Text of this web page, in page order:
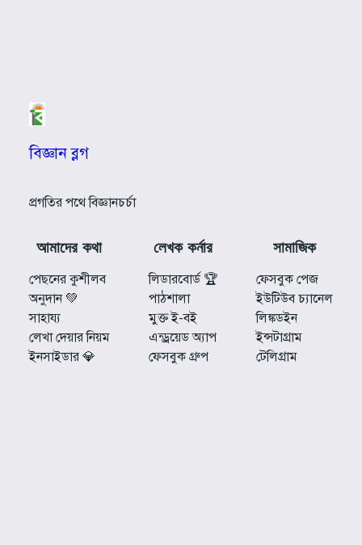
বিজ্ঞান ব্লগ
প্রগতির পথে বিজ্ঞানচর্চা
আমাদের কথা
পেছনের কুশীলব
অনুদান 💚
সাহায্য
লেখা দেয়ার নিয়ম
ইনসাইডার 💎
লেখক কর্নার
লিডারবোর্ড 🏆
পাঠশালা
মুক্ত ই-বই
এন্ড্রয়েড অ্যাপ
ফেসবুক গ্রুপ
সামাজিক
ফেসবুক পেজ
ইউটিউব চ্যানেল
লিঙ্কডইন
ইন্সটাগ্রাম
টেলিগ্রাম